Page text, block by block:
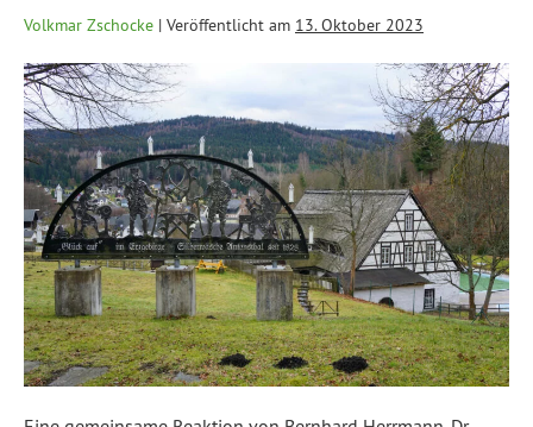
Volkmar Zschocke | Veröffentlicht am 13. Oktober 2023